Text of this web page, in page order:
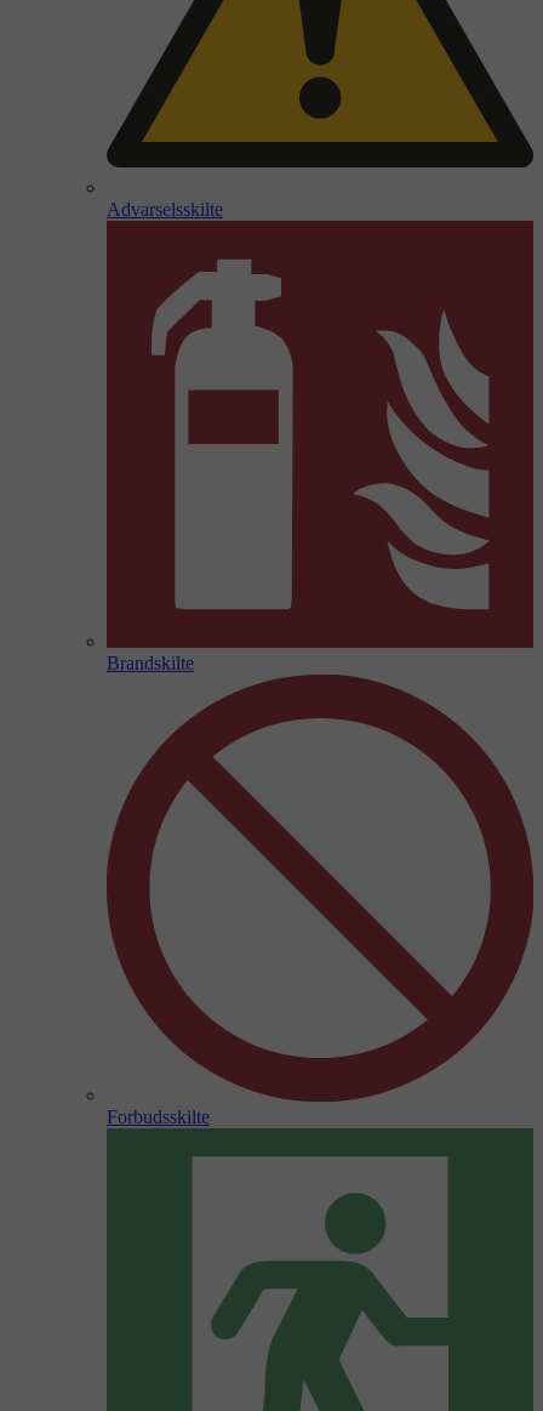
Advarselsskilte
Brandskilte
Forbudsskilte